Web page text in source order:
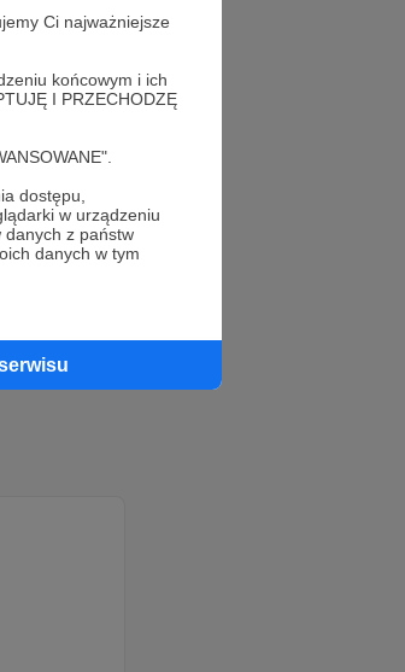
Ci najważniejsze
końcowym i ich
I PRZECHODZĘ
dostępu,
w urządzeniu
danych z państw
danych w tym